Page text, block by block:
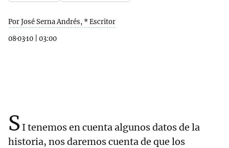
Por José Serna Andrés, * Escritor
08·03·10
03:00
S I tenemos en cuenta algunos datos de la
historia, nos daremos cuenta de que los